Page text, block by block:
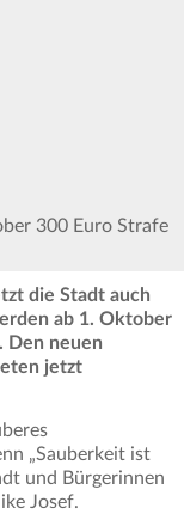
300 Euro Strafe
die Stadt auch
ab 1. Oktober
Den neuen
jetzt
„Sauberkeit ist
und Bürgerinnen
Josef.